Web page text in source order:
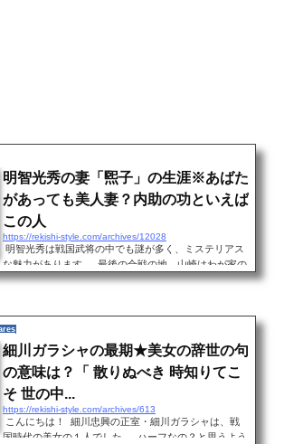
明智光秀の妻「煕子」の生涯※あばた
があっても美人妻？内助の功といえば
この人
https://rekishi-style.com/archives/12028
明智光秀は戦国武将の中でも謎が多く、ミステリアス
な魅力があります。 最後の合戦の地、山崎はわが家の
隣町、京都に向かう電車の中からよく見る風景の中に
ったら面白いのになと思う今日この頃。 光秀は浪人生
活が長かったのに、なぜか鉄砲の名人で公家文化にも
精通し教養豊か、すごく気になる人物です。 そして、
彼は戦国武将には稀有な愛妻家として伝わる人で
す。 &...
細川ガラシャの最期★美女の辞世の句
の意味は？「 散りぬべき 時知りてこ
そ 世の中...
https://rekishi-style.com/archives/613
こんにちは！ 細川忠興の正室・細川ガラシャは、戦
国時代の美女の１人でした。 ハーフなの？と思うよう